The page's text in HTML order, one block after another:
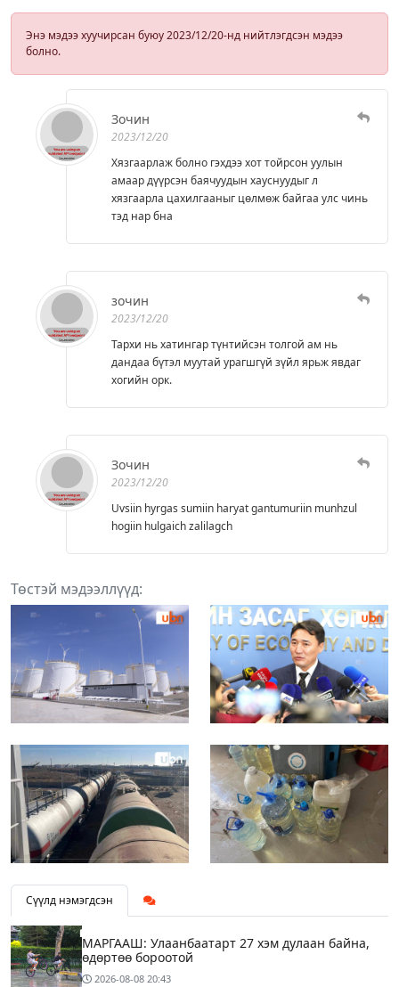
Энэ мэдээ хуучирсан буюу 2023/12/20-нд нийтлэгдсэн мэдээ
болно.
Зочин
2023/12/20
Хязгаарлаж болно гэхдээ хот тойрсон уулын
амаар дүүрсэн баячуудын хауснуудыг л
хязгаарла цахилгааныг цөлмөж байгаа улс чинь
тэд нар бна
зочин
2023/12/20
Тархи нь хатингар түнтийсэн толгой ам нь
дандаа бүтэл муутай урагшгүй зүйл ярьж явдаг
хогийн орк.
Зочин
2023/12/20
Uvsiin hyrgas sumiin haryat gantumuriin munhzul
hogiin hulgaich zalilagch
Төстэй мэдээллүүд:
Сүүлд нэмэгдсэн
МАРГААШ: Улаанбаатарт 27 хэм дулаан байна,
өдөртөө бороотой
2026-08-08 20:43